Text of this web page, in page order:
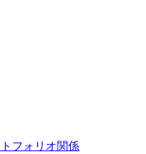
フォリオ関係